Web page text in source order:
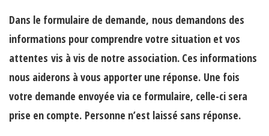
Dans le formulaire de demande, nous demandons des
informations pour comprendre votre situation et vos
attentes vis à vis de notre association. Ces informations
nous aiderons à vous apporter une réponse. Une fois
votre demande envoyée via ce formulaire, celle-ci sera
prise en compte. Personne n’est laissé sans réponse.